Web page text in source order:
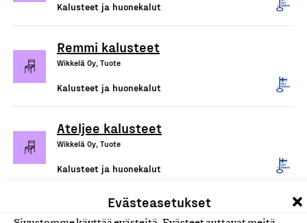
Evästeasetukset
Kalusteet ja huonekalut
Remmi kalusteet
Wikkelä Oy, Tuote
Kalusteet ja huonekalut
Ateljee kalusteet
Wikkelä Oy, Tuote
Kalusteet ja huonekalut
Triennale-tuolit